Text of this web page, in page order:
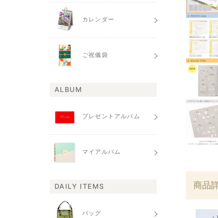
商品
カレンダー
ご祝儀袋
ALBUM
プレゼントアルバム
マイアルバム
DAILY ITEMS
バッグ